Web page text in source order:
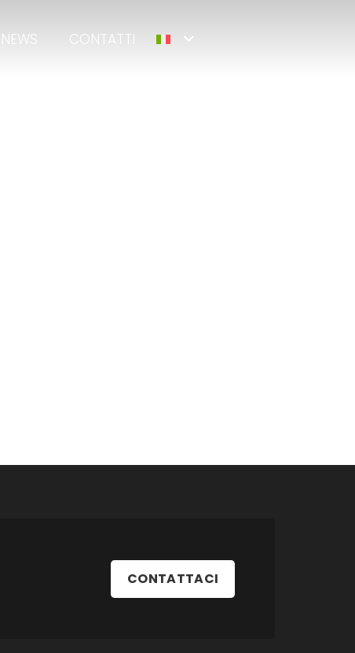
NEWS CONTATTI
CONTATTACI